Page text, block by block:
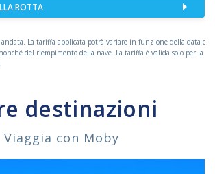
ROTTA
andata. La tariffa applicata potrà variare in funzione della data e
del riempimento della nave. La tariffa è valida solo per la
destinazioni
Viaggia con Moby